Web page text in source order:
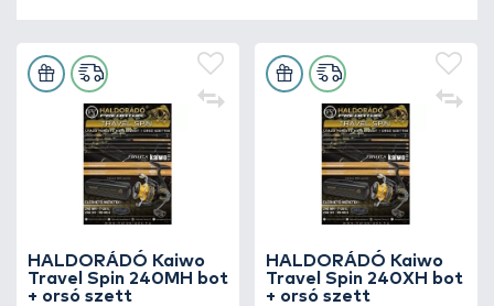
etetőanyagok és aromák mellett immár
teljes hardver kínálattal is kiegészülnek.
Horgászbotok, orsók, lámpák,
horgászdobozok, pontymatracok, aprócikkek
és számos praktikus kiegészítő segíti a sikeres
és élménydús horgászatot.
HALDORÁDÓ Kaiwo
Travel Spin 240MH bot
+ orsó szett
HALDORÁDÓ Kaiwo
Travel Spin 240XH bot
+ orsó szett